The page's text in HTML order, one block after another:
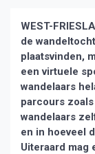
WEST-
de
plaatsvinden,
een virtuele
wandelaars
parcours
wandelaars
en in hoeveel
Uiteraard mag